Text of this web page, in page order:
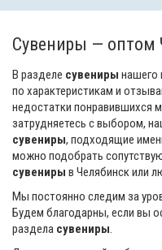
Сувениры — оптом
В разделе сувениры нашего
по характеристикам и
недостатки понравившихся
затрудняетесь с выбором,
сувениры, подходящие
можно подобрать
сувениры в Челябинск или
Мы постоянно следим за
Будем благодарны, если вы
раздела сувениры.